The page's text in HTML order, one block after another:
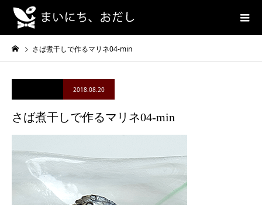
さば煮干しで作るマリネ04-min
2018.08.20
さば煮干しで作るマリネ04-min